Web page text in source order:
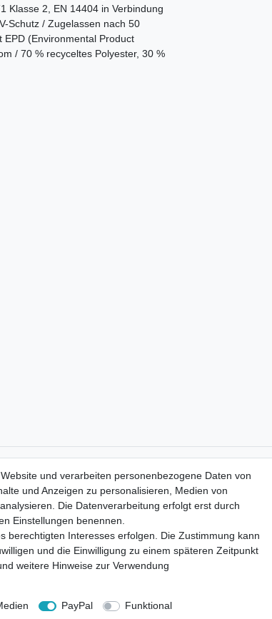
Klasse 2, EN 14404 in Verbindung
Schutz / Zugelassen nach 50
(Environmental Product
/ 70 % recyceltes Polyester, 30 %
Impressum Datenschutzerklärung
und verarbeiten personenbezogene Daten von
und Anzeigen zu personalisieren, Medien von
Die Datenverarbeitung erfolgt erst durch
Einstellungen benennen.
berechtigten Interesses erfolgen. Die Zustimmung kann
und die Einwilligung zu einem späteren Zeitpunkt
weitere Hinweise zur Verwendung
PayPal
Funktional